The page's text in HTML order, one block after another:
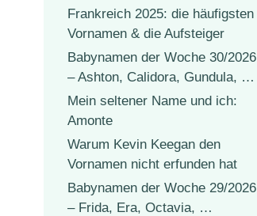
Frankreich 2025: die häufigsten
Vornamen & die Aufsteiger
Babynamen der Woche 30/2026
– Ashton, Calidora, Gundula, …
Mein seltener Name und ich:
Amonte
Warum Kevin Keegan den
Vornamen nicht erfunden hat
Babynamen der Woche 29/2026
– Frida, Era, Octavia, …